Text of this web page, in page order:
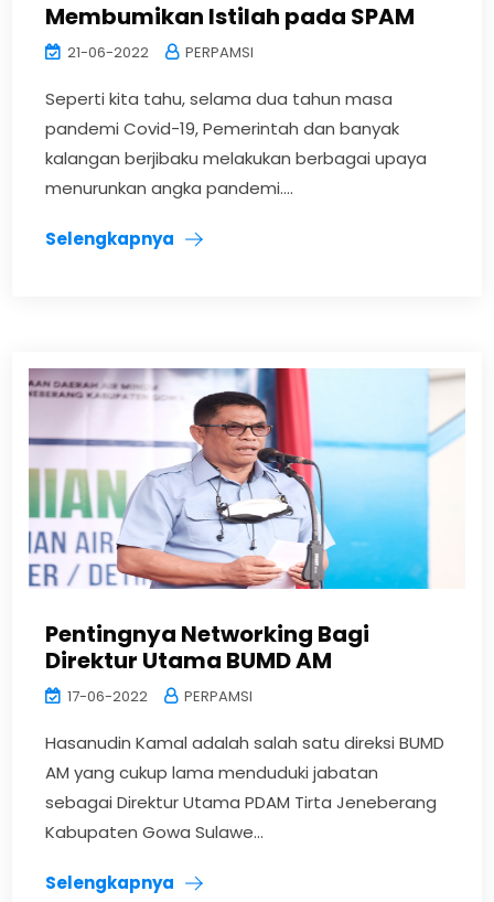
Membumikan Istilah pada SPAM
21-06-2022 PERPAMSI
Seperti kita tahu, selama dua tahun masa
pandemi Covid-19, Pemerintah dan banyak
kalangan berjibaku melakukan berbagai upaya
menurunkan angka pandemi....
Selengkapnya
Pentingnya Networking Bagi
Direktur Utama BUMD AM
17-06-2022 PERPAMSI
Hasanudin Kamal adalah salah satu direksi BUMD
AM yang cukup lama menduduki jabatan
sebagai Direktur Utama PDAM Tirta Jeneberang
Kabupaten Gowa Sulawe...
Selengkapnya